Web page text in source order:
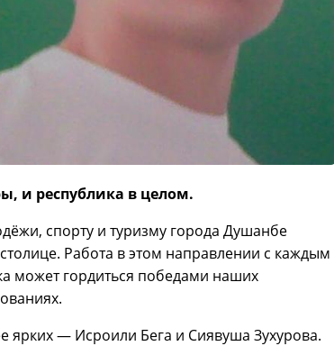
и республика в целом.
спорту и туризму города Душанбе
Работа в этом направлении с каждым
может гордиться победами наших
ярких — Исроили Бега и Сиявуша Зухурова.